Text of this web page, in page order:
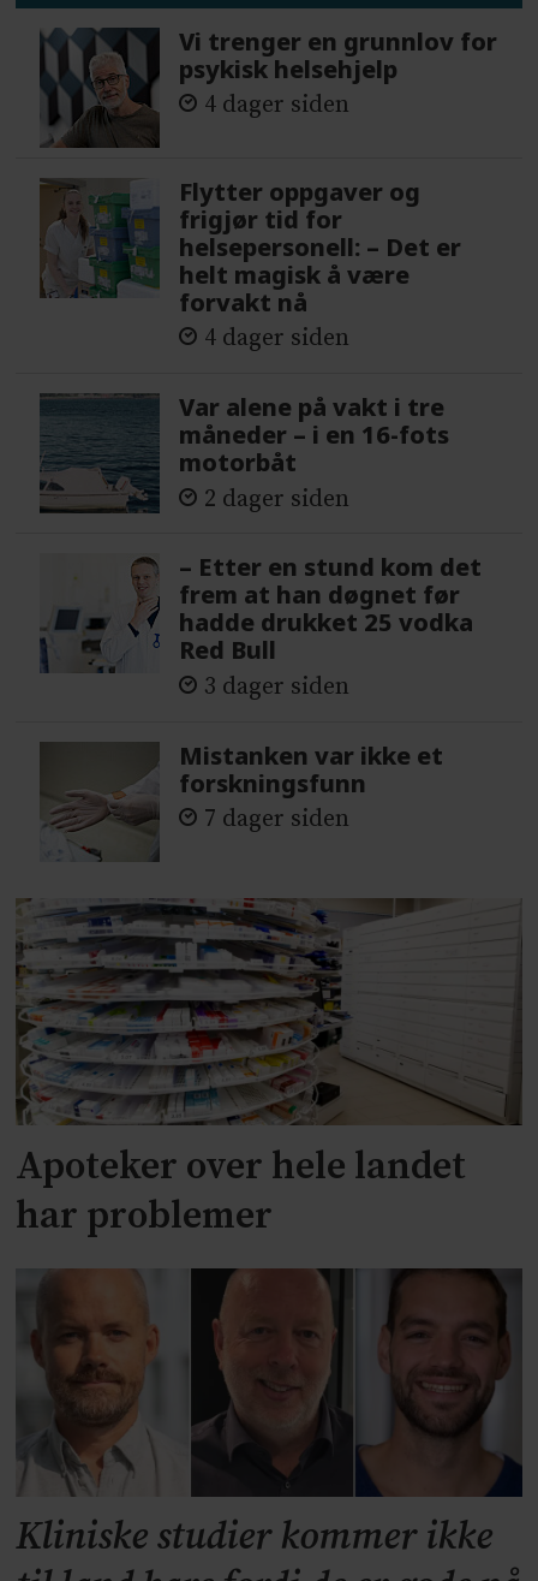
Vi trenger en grunnlov for
psykisk helsehjelp
4 dager siden
Flytter oppgaver og
frigjør tid for
helsepersonell: – Det er
helt magisk å være
forvakt nå
4 dager siden
Var alene på vakt i tre
måneder – i en 16-fots
motorbåt
2 dager siden
– Etter en stund kom det
frem at han døgnet før
hadde drukket 25 vodka
Red Bull
3 dager siden
Mistanken var ikke et
forskningsfunn
7 dager siden
Apoteker over hele landet
har problemer
Kliniske studier kommer ikke